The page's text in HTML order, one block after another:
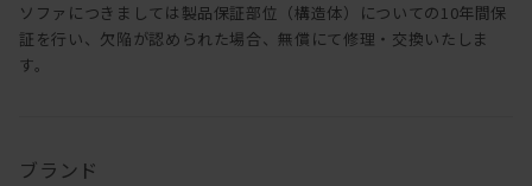
皆さん、ソファ買い替えの際はぜひご検討下さい。
ソファにつきましては製品保証部位（構造体）についての10年間保
証を行い、欠陥が認められた場合、無償にて修理・交換いたしま
す。
ブランド